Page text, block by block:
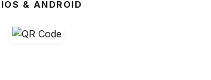
IOS & ANDROID